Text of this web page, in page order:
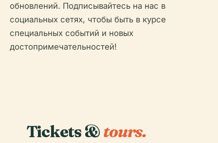
обновлений. Подписывайтесь на нас в
социальных сетях, чтобы быть в курсе
специальных событий и новых
достопримечательностей!
Tickets &tours.